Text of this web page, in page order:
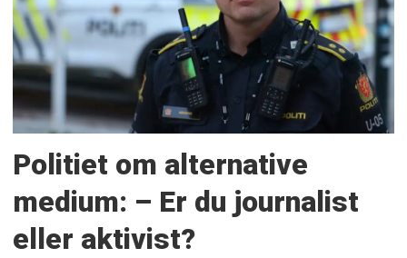
Politiet om alternative
medium: – Er du journalist
eller aktivist?